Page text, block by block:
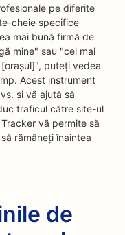
pe diferite
cheie specifice
mai bună firmă de
mine" sau "cel mai
puteți vedea
Acest instrument
și vă ajută să
traficul către site-ul
vă permite să
rămâneți înaintea
de